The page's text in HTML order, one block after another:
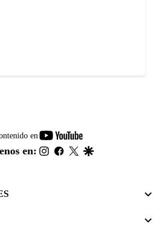
en
youtube-
footer
en: instagram
facebook
twitter